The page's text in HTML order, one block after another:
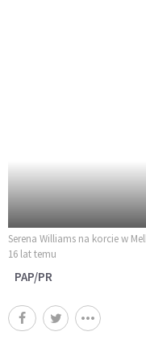
Serena Williams na korcie w
16 lat temu
PAP/PR